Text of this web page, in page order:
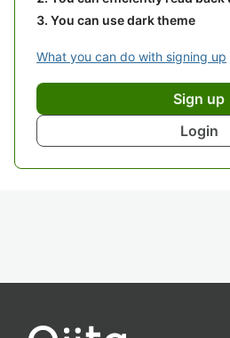
You can use dark theme
What you can do with signing up
Sign up
Login